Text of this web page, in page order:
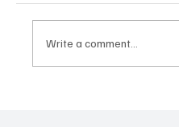
Write a comment...